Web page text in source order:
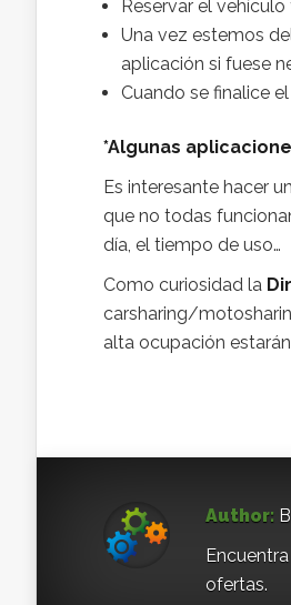
Reservar el
Una vez estemos
aplicación si fuese
Cuando se finalice
*Algunas
Es interesante hacer
que no todas
día, el tiempo de uso…
Como curiosidad la
carsharing/
alta ocupación
Author:
ofertas.